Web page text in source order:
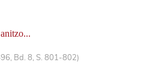
Bd. 8, S. 801-802)